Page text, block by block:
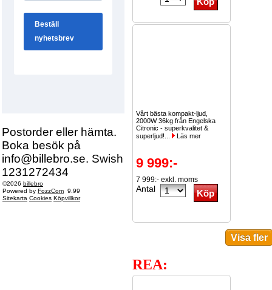
Postorder eller hämta.
Boka besök på
info@billebro.se. Swish
1231272434
©2026 billebro
Powered by FozzCom 9.99
Sitekarta Cookies Köpvillkor
Vårt bästa kompakt-ljud,
2000W 36kg från Engelska
Citronic - superkvalitet &
superljud!...
Läs mer
9 999:-
7 999:- exkl. moms
Antal
REA: